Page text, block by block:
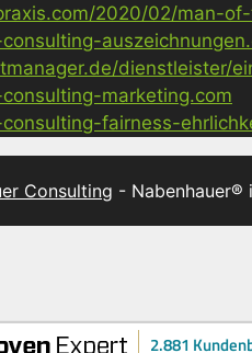
2.881
2020/02/man-
dienstleister/
marketing.com
fairness-
Consulting - Nabenhauer®